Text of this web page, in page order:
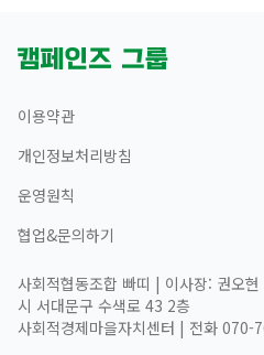
이용약관
개인정보처리방침
운영원칙
협업&문의하기
사회적협동조합 빠띠 | 이사장: 권오
시 서대문구 수색로 43 2층
사회적경제마을자치센터 | 전화 070-